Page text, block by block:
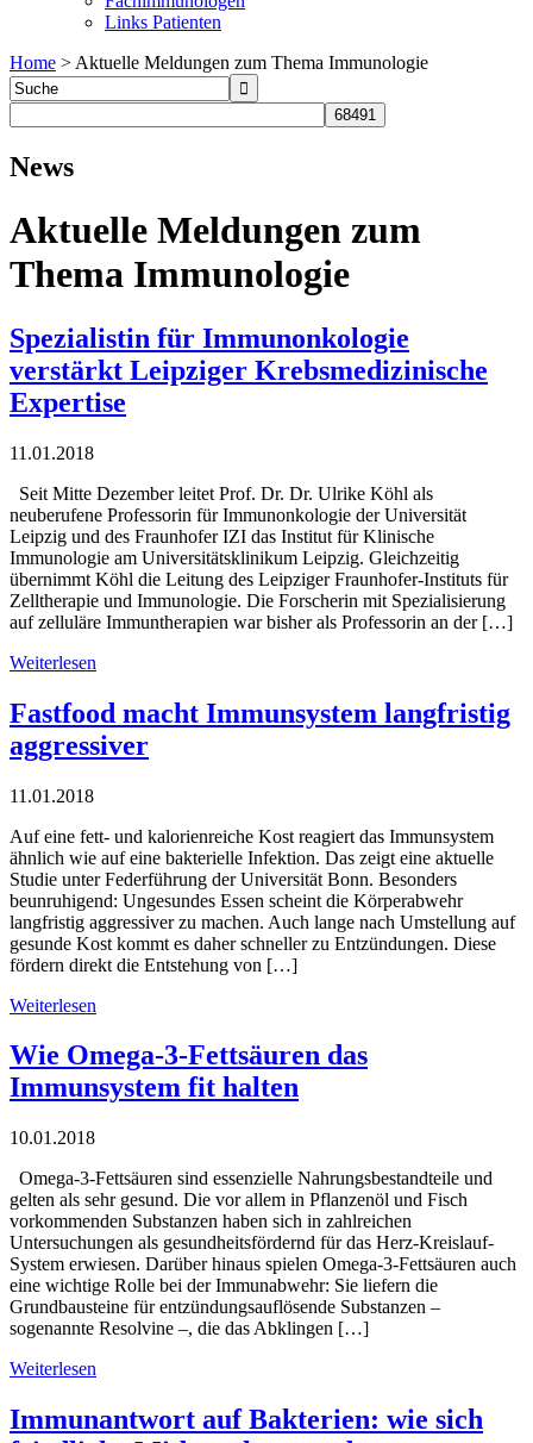
Links Patienten
Home > Aktuelle Meldungen zum Thema Immunologie
News
Aktuelle Meldungen zum
Thema Immunologie
Spezialistin für Immunonkologie
verstärkt Leipziger Krebsmedizinische
Expertise
11.01.2018
Seit Mitte Dezember leitet Prof. Dr. Dr. Ulrike Köhl als
neuberufene Professorin für Immunonkologie der Universität
Leipzig und des Fraunhofer IZI das Institut für Klinische
Immunologie am Universitätsklinikum Leipzig. Gleichzeitig
übernimmt Köhl die Leitung des Leipziger Fraunhofer-Instituts für
Zelltherapie und Immunologie. Die Forscherin mit Spezialisierung
auf zelluläre Immuntherapien war bisher als Professorin an der […]
Weiterlesen
Fastfood macht Immunsystem langfristig
aggressiver
11.01.2018
Auf eine fett- und kalorienreiche Kost reagiert das Immunsystem
ähnlich wie auf eine bakterielle Infektion. Das zeigt eine aktuelle
Studie unter Federführung der Universität Bonn. Besonders
beunruhigend: Ungesundes Essen scheint die Körperabwehr
langfristig aggressiver zu machen. Auch lange nach Umstellung auf
gesunde Kost kommt es daher schneller zu Entzündungen. Diese
fördern direkt die Entstehung von […]
Weiterlesen
Wie Omega-3-Fettsäuren das
Immunsystem fit halten
10.01.2018
Omega-3-Fettsäuren sind essenzielle Nahrungsbestandteile und
gelten als sehr gesund. Die vor allem in Pflanzenöl und Fisch
vorkommenden Substanzen haben sich in zahlreichen
Untersuchungen als gesundheitsfördernd für das Herz-Kreislauf-
System erwiesen. Darüber hinaus spielen Omega-3-Fettsäuren auch
eine wichtige Rolle bei der Immunabwehr: Sie liefern die
Grundbausteine für entzündungsauflösende Substanzen –
sogenannte Resolvine –, die das Abklingen […]
Weiterlesen
Immunantwort auf Bakterien: wie sich